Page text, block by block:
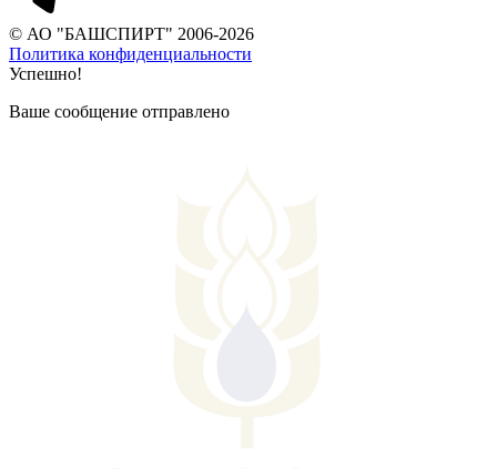
© АО "БАШСПИРТ" 2006-2026
Политика конфиденциальности
Успешно!
Ваше сообщение отправлено